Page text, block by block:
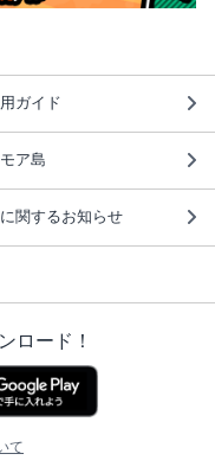
ガイド
ア島
関するお知らせ
ロード！
て